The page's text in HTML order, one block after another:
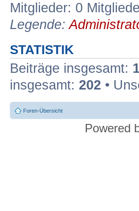
Mitglieder: 0
Legende:
STATISTIK
Beiträge insgesamt:
insgesamt: 202 •
Foren-Übersicht
Powered